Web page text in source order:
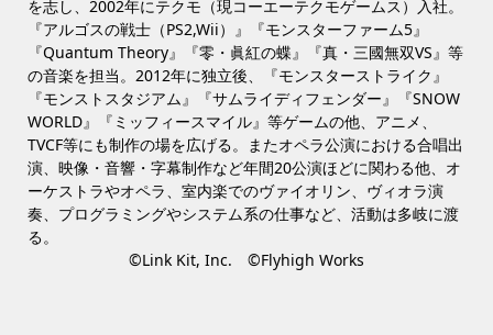
を志し、2002年にテクモ（現コーエーテクモゲームス）入社。
『アルゴスの戦士（PS2,Wii）』『モンスターファーム5』
『Quantum Theory』『零・眞紅の蝶』『真・三國無双VS』等
の音楽を担当。2012年に独立後、『モンスターストライク』
『モンストスタジアム』『サムライディフェンダー』『SNOW
WORLD』『ミッフィースマイル』等ゲームの他、アニメ、
TVCF等にも制作の場を広げる。またオペラ公演における合唱出
演、映像・音響・字幕制作など年間20公演ほどに関わる他、オ
ーケストラやオペラ、室内楽でのヴァイオリン、ヴィオラ演
奏、プログラミングやシステム系の仕事など、活動は多岐に渡
る。
©Link Kit, Inc. ©Flyhigh Works